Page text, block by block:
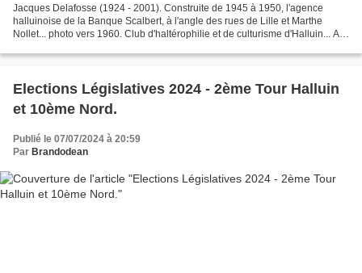
Jacques Delafosse (1924 - 2001). Construite de 1945 à 1950, l'agence
halluinoise de la Banque Scalbert, à l'angle des rues de Lille et Marthe
Nollet... photo vers 1960. Club d'haltérophilie et de culturisme d'Halluin... Au
Elections Législatives 2024 - 2ème Tour Halluin
et 10ème Nord.
Publié le 07/07/2024 à 20:59
Par Brandodean